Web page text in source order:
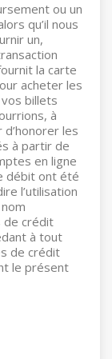
ou un
qu’il nous
un,
la carte
acheter les
billets
à
les
à partir de
en ligne
débit ont été
l’utilisation
de crédit
à tout
de crédit
le présent